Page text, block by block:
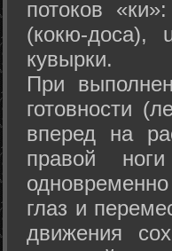
потоков
(кокю-доса),
кувырки.
При
готовности
вперед на
правой
глаз и
движения